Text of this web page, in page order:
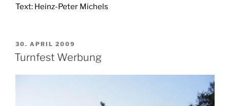
Text: Heinz-Peter Michels
VERÖFFENTLICHT
AM
30. APRIL 2009
Turnfest Werbung